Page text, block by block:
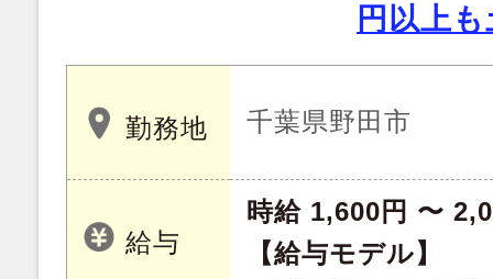
円以上
勤務地 千葉県野田市
給与
時給 1,600円 〜
【給与モデル】